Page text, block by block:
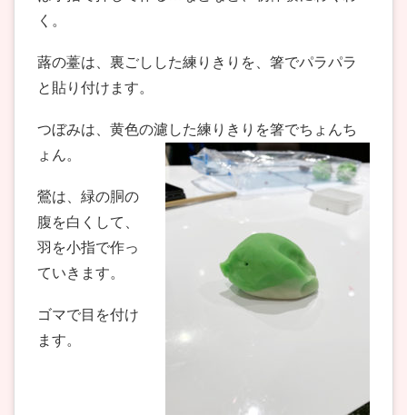
く。
蕗の薹は、裏ごしした練りきりを、箸でパラパラ
と貼り付けます。
つぼみは、黄色の濾した練りきりを箸でちょんち
ょん。
鶯は、緑の胴の
腹を白くして、
羽を小指で作っ
ていきます。
ゴマで目を付け
ます。